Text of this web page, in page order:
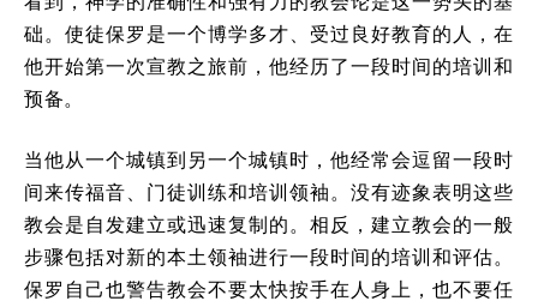
础。使徒保罗是一个博学多才、受过良好教育的人，在
他开始第一次宣教之旅前，他经历了一段时间的培训和
预备。
当他从一个城镇到另一个城镇时，他经常会逗留一段时
间来传福音、门徒训练和培训领袖。没有迹象表明这些
教会是自发建立或迅速复制的。相反，建立教会的一般
步骤包括对新的本土领袖进行一段时间的培训和评估。
保罗自己也警告教会不要太快按手在人身上，也不要任